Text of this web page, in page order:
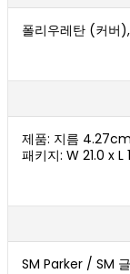
폴리우레탄 (커버
제품: 지름 4.27cm
패키지: W 21.0 x L
SM Parker / SM